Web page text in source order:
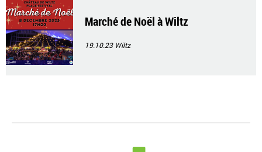
Marché de Noël à Wiltz
19.10.23 Wiltz